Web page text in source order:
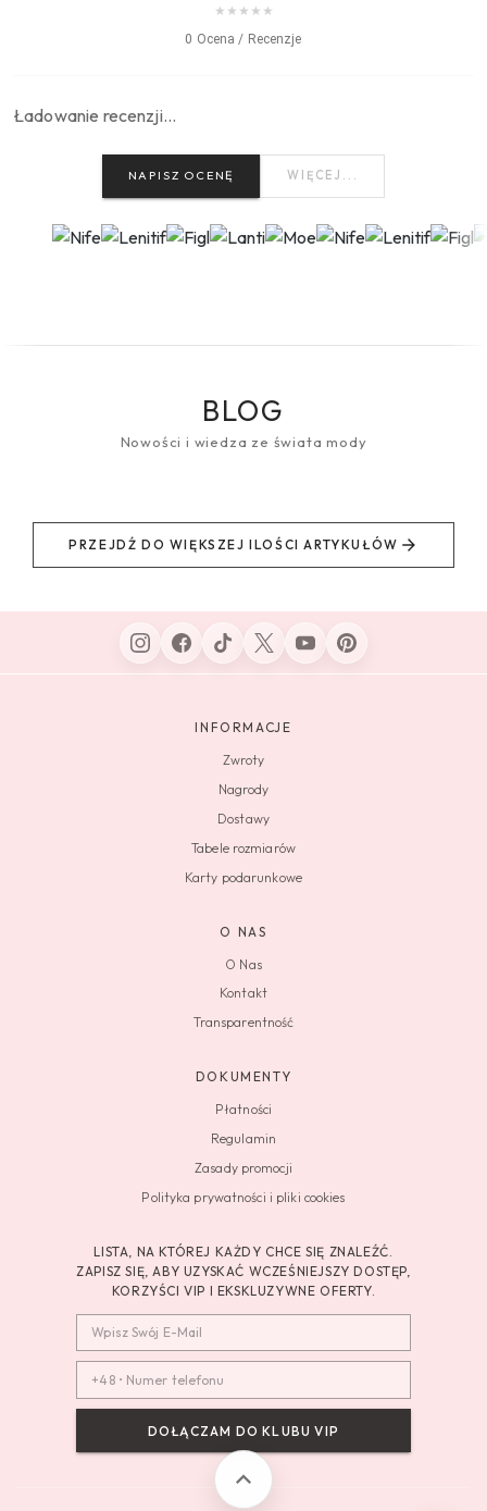
★ ★ ★ ★ ★
0 Ocena / Recenzje
Ładowanie recenzji…
NAPISZ OCENĘ WIĘCEJ...
BLOG
Nowości i wiedza ze świata mody
PRZEJDŹ DO WIĘKSZEJ ILOŚCI ARTYKUŁÓW
INFORMACJE
Zwroty
Nagrody
Dostawy
Tabele rozmiarów
Karty podarunkowe
O NAS
O Nas
Kontakt
Transparentność
DOKUMENTY
Płatności
Regulamin
Zasady promocji
Polityka prywatności i pliki cookies
LISTA, NA KTÓREJ KAŻDY CHCE SIĘ ZNALEŹĆ.
ZAPISZ SIĘ, ABY UZYSKAĆ WCZEŚNIEJSZY DOSTĘP,
KORZYŚCI VIP I EKSKLUZYWNE OFERTY.
DOŁĄCZAM DO KLUBU VIP